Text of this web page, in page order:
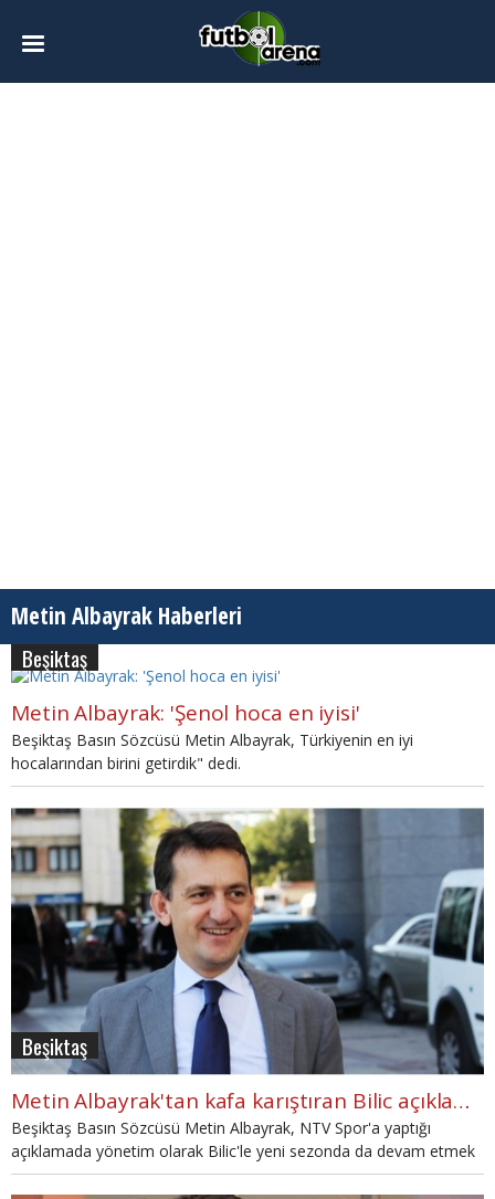
Metin Albayrak Haberleri
Beşiktaş
Metin Albayrak: 'Şenol hoca en iyisi'
Beşiktaş Basın Sözcüsü Metin Albayrak, Türkiyenin en iyi
hocalarından birini getirdik" dedi.
Beşiktaş
Metin Albayrak'tan kafa karıştıran Bilic açıklaması
Beşiktaş Basın Sözcüsü Metin Albayrak, NTV Spor'a yaptığı
açıklamada yönetim olarak Bilic'le yeni sezonda da devam etmek
istediklerini söyledi